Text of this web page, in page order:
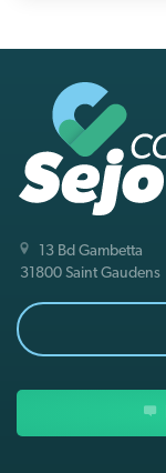
13 Bd Gambetta
31800 Saint Gaudens